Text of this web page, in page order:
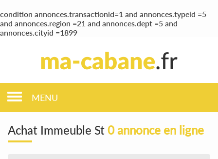
condition annonces.transactionid=1 and annonces.typeid =5
and annonces.region =21 and annonces.dept =5 and
annonces.cityid =1899
MENU
Achat Immeuble St 0 annonce en ligne